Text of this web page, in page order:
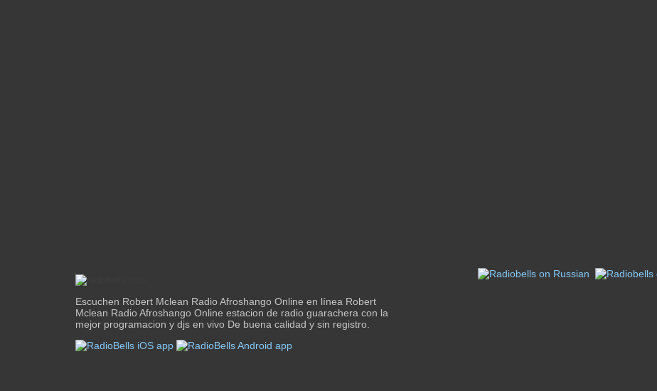
Escuchen Robert Mclean Radio Afroshango Online en línea Robert
Mclean Radio Afroshango Online estacion de radio guarachera con la
mejor programacion y djs en vivo De buena calidad y sin registro.